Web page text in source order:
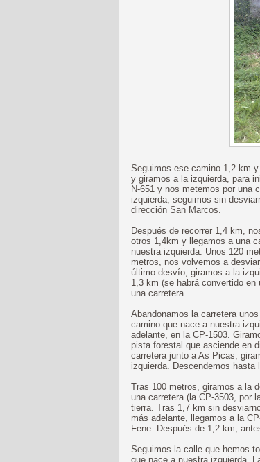
Seguimos ese camino 1,2 km
y giramos a la izquierda, para
N-651 y nos metemos por una
izquierda, seguimos sin
dirección San Marcos.
Después de recorrer 1,4 km,
otros 1,4km y llegamos a una
nuestra izquierda. Unos 120
metros, nos volvemos a
último desvío, giramos a la
1,3 km (se habrá convertido
una carretera.
Abandonamos la carretera
camino que nace a nuestra
adelante, en la CP-1503.
pista forestal que asciende en
carretera junto a As Picas,
izquierda. Descendemos hasta
Tras 100 metros, giramos a la
una carretera (la CP-3503, por
tierra. Tras 1,7 km sin
más adelante, llegamos a la
Fene. Después de 1,2 km,
Seguimos la calle que hemos
que nace a nuestra izquierda.